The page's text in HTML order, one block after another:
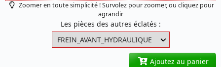
Zoomer en toute simplicité ! Survolez pour zoomer, ou cliquez pour
agrandir
Les pièces des autres éclatés :
Ajoutez au panier